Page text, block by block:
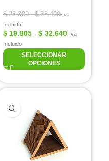
$23.300 - $38.400 Iva
Incluido
$ 19.805 - $ 32.640 Iva
Incluido
SELECCIONAR
OPCIONES